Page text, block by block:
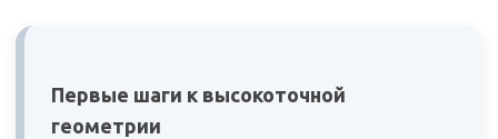
Первые шаги к высокоточной
геометрии